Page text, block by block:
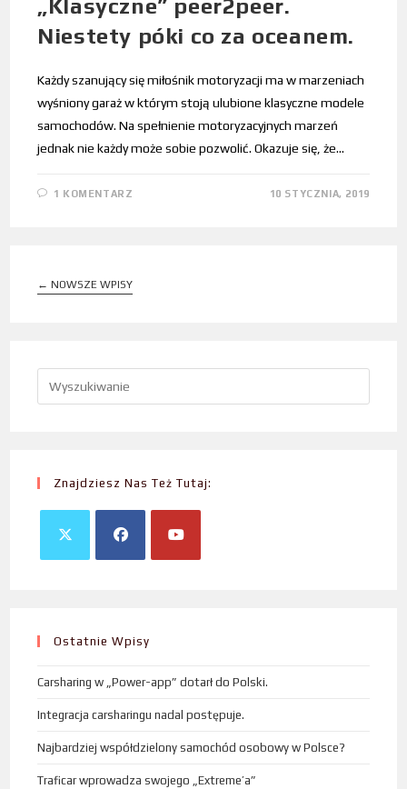
„Klasyczne” peer2peer.
Niestety póki co za oceanem.
Każdy szanujący się miłośnik motoryzacji ma w marzeniach
wyśniony garaż w którym stoją ulubione klasyczne modele
samochodów. Na spełnienie motoryzacyjnych marzeń
jednak nie każdy może sobie pozwolić. Okazuje się, że…
1 KOMENTARZ 10 STYCZNIA, 2019
← NOWSZE WPISY
Znajdziesz Nas Też Tutaj:
Ostatnie Wpisy
Carsharing w „Power-app” dotarł do Polski.
Integracja carsharingu nadal postępuje.
Najbardziej współdzielony samochód osobowy w Polsce?
Traficar wprowadza swojego „Extreme’a”